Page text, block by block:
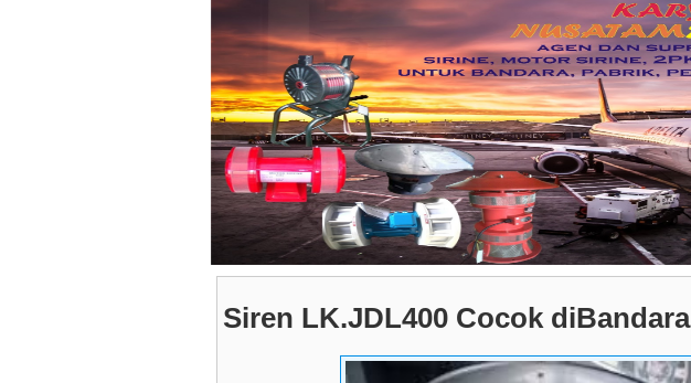
Siren LK.JDL400 Cocok diBandara